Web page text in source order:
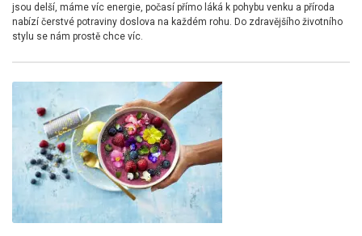
jsou delší, máme víc energie, počasí přímo láká k pohybu venku a příroda
nabízí čerstvé potraviny doslova na každém rohu. Do zdravějšího životního
stylu se nám prostě chce víc.